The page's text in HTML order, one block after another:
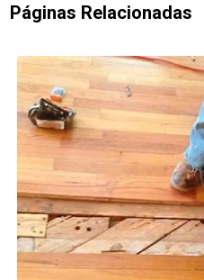
Páginas Relacionadas